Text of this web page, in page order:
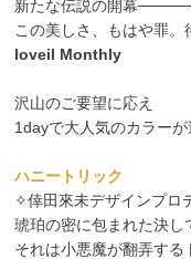
新たな伝説の開幕
この美しさ、もはや罪。
loveil Monthly
沢山のご要望に応え
1dayで大人気のカラーが
ハニートリック
✧倖田來未デザインプロ
琥珀の密に包まれた決し
それは小悪魔が翻弄する